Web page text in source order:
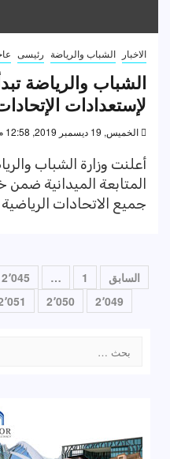
الاخبار الشباب والرياضة رئيسى
الشباب والرياضة
لإستعدادات الإتحادات
الخميس, 19 ديسمبر 2019, 12:58 م
أعلنت وزارة الشباب
المتابعة الميدانية
جميع الاتحادات
تعدد
صفحات
السابق 1
… 2٬045
2٬049
2٬050
عن: